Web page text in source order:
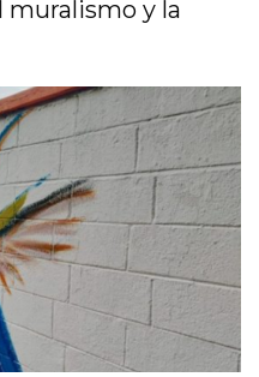
muralismo y la